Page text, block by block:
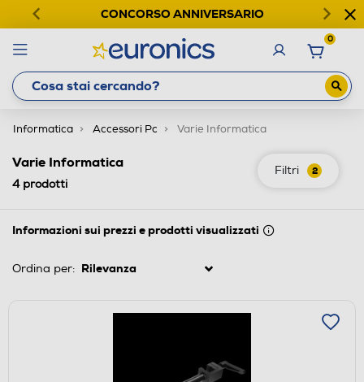
CONCORSO ANNIVERSARIO
0
Informatica Accessori Pc Varie Informatica
Filtri 2
Varie Informatica
4prodotti
Informazioni sui prezzi e prodotti visualizzati
Ordina per: